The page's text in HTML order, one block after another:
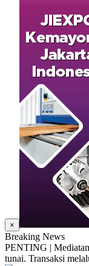
×
Breaking News
PENTING |
tunai. Transaksi